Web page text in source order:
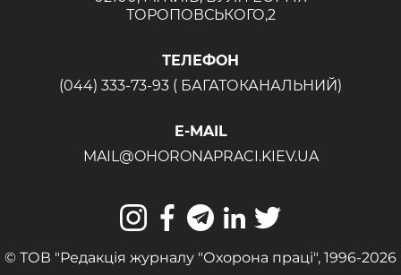
ТОРОПОВСЬКОГО,2
ТЕЛЕФОН
(044) 333-73-93 ( БАГАТОКАНАЛЬНИЙ)
E-MAIL
MAIL@OHORONAPRACI.KIEV.UA
© ТОВ "Редакція журналу "Охорона праці", 1996-2026